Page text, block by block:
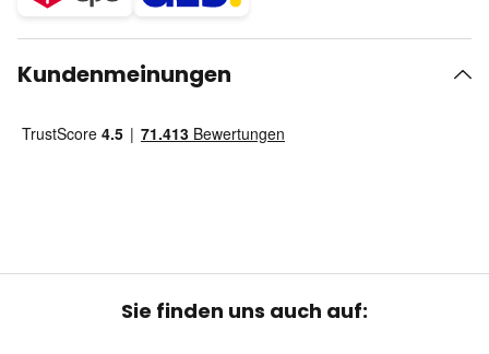
Kundenmeinungen
Sie finden uns auch auf: